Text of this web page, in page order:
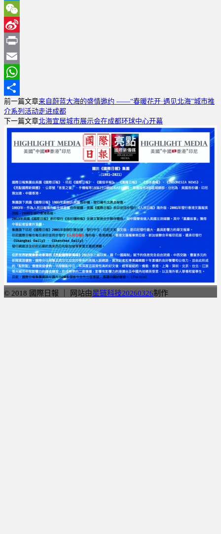
Twitter
WeChat
Sina
Weibo
Print
Email
WhatsApp
分
享
前一篇文章来自蔚蓝大海的盛情邀约 ——“春暖花开·遇见北海”城市推
介系列活动走进成都
下一篇文章北海宜居城市展示会在成都环球中心开幕
© 2018 國際日報 ｜ 网站由星链科技20260326制作